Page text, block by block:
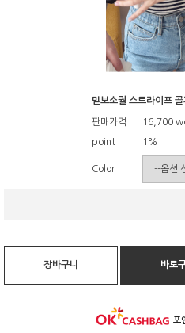
믿보소퀄 스트라이프
판매가격 16,700
point 1%
Color
장바구니 바로
포